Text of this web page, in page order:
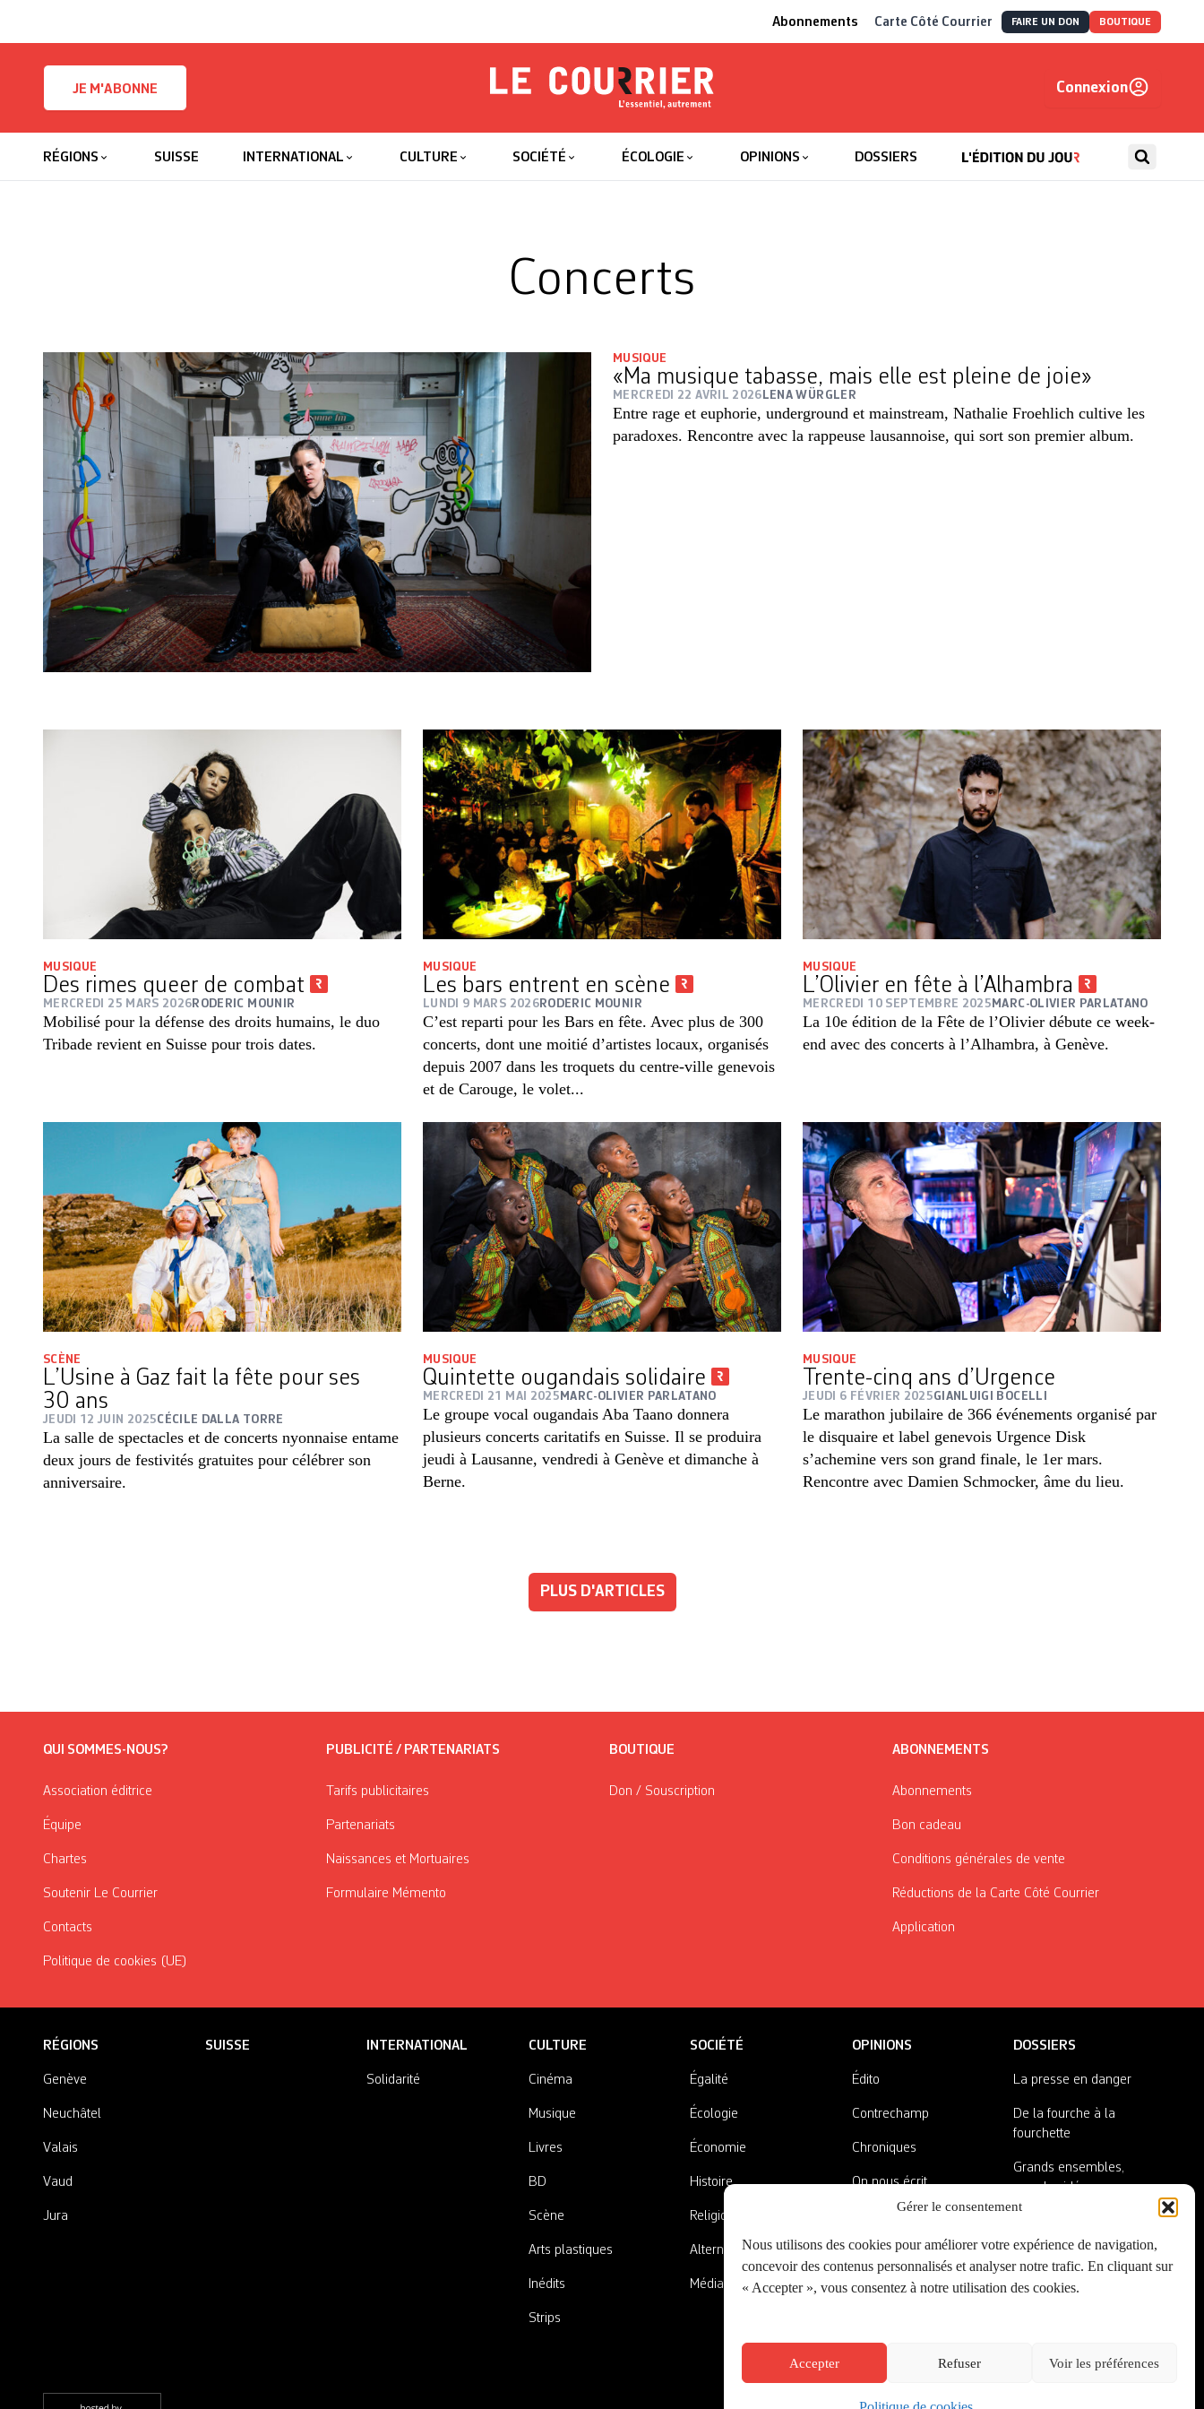
Gérer le consentement
Nous utilisons des cookies pour améliorer votre expérience de navigation,
concevoir des contenus personnalisés et analyser notre trafic. En cliquant sur
« Accepter », vous consentez à notre utilisation des cookies.
Accepter Refuser Voir les préférences
Abonnements Carte Côté Courrier FAIRE UN DON BOUTIQUE
JE M'ABONNE
Le Courrier
Connexion
RÉGIONS SUISSE INTERNATIONAL CULTURE SOCIÉTÉ ÉCOLOGIE OPINIONS DOSSIERS
Concerts
MUSIQUE
«Ma musique tabasse, mais elle est pleine de joie»
MERCREDI 22 AVRIL 2026 LENA WÜRGLER
Entre rage et euphorie, underground et mainstream, Nathalie Froehlich cultive les
paradoxes. Rencontre avec la rappeuse lausannoise, qui sort son premier album.
MUSIQUE
Des rimes queer de combat
MERCREDI 25 MARS 2026 RODERIC MOUNIR
Mobilisé pour la défense des droits humains, le duo
Tribade revient en Suisse pour trois dates.
MUSIQUE
Les bars entrent en scène
LUNDI 9 MARS 2026RODERIC MOUNIR
C’est reparti pour les Bars en fête. Avec plus de 300
concerts, dont une moitié d’artistes locaux, ­organisés
depuis 2007 dans les troquets du centre-ville genevois
et de Carouge, le volet...
MUSIQUE
L’Olivier en fête à l’Alhambra
MERCREDI 10 SEPTEMBRE 2025 MARC-OLIVIER PARLATANO
La 10e édition de la Fête de l’Olivier débute ce week-
end avec des concerts à l’Alhambra, à Genève.
SCÈNE
L’Usine à Gaz fait la fête pour ses
30 ans
JEUDI 12 JUIN 2025CÉCILE DALLA TORRE
La salle de spectacles et de concerts nyonnaise entame
deux jours de festivités gratuites pour célébrer son
anniversaire.
MUSIQUE
Quintette ougandais solidaire
MERCREDI 21 MAI 2025 MARC-OLIVIER PARLATANO
Le groupe vocal ougandais Aba Taano donnera
plusieurs concerts caritatifs en Suisse. Il se produira
jeudi à Lausanne, vendredi à Genève et dimanche à
Berne.
MUSIQUE
Trente-cinq ans d’Urgence
JEUDI 6 FÉVRIER 2025GIANLUIGI BOCELLI
Le marathon jubilaire de 366 événements organisé par
le disquaire et label genevois Urgence Disk
s’achemine vers son grand finale, le 1er mars.
Rencontre avec Damien Schmocker, âme du lieu.
PLUS D'ARTICLES
QUI SOMMES-NOUS?
Association éditrice
Équipe
Chartes
Soutenir Le Courrier
Contacts
Politique de cookies (UE)
PUBLICITÉ / PARTENARIATS
Tarifs publicitaires
Partenariats
Naissances et Mortuaires
Formulaire Mémento
BOUTIQUE
Don / Souscription
ABONNEMENTS
Abonnements
Bon cadeau
Conditions générales de vente
Réductions de la Carte Côté Courrier
Application
RÉGIONS
Genève
Neuchâtel
Valais
Vaud
Jura
SUISSE INTERNATIONAL
Solidarité
CULTURE
Cinéma
Musique
Livres
BD
Scène
Arts plastiques
Inédits
Strips
SOCIÉTÉ
Égalité
Écologie
Économie
Histoire
Religions
Alternatives
Médias
OPINIONS
Édito
Contrechamp
Chroniques
On nous écrit
Nos invité·es
A côté de la plaque
DOSSIERS
La presse en danger
De la fourche à la
fourchette
Grands ensembles,
grandes idées